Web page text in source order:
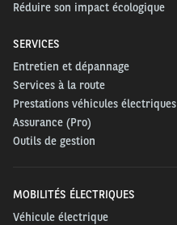
Réduire son impact écologique
SERVICES
Entretien et dépannage
Services à la route
Prestations véhicules électriques
Assurance (Pro)
Outils de gestion
MOBILITÉS ÉLECTRIQUES
Véhicule électrique